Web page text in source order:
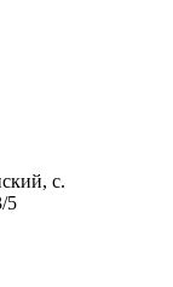
с.
5